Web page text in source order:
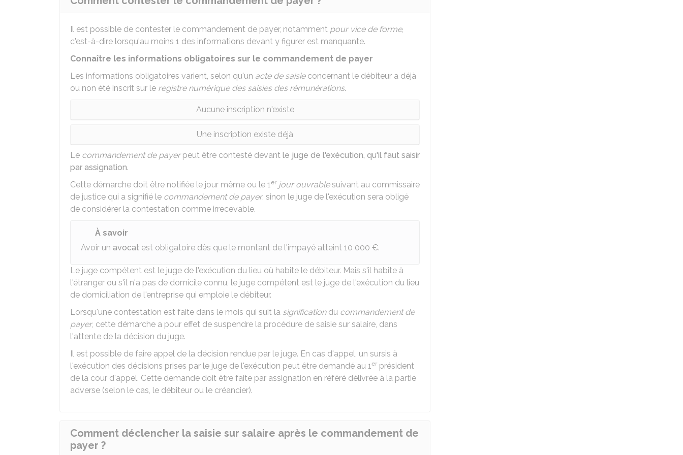
Il est possible de contester le commandement de payer, notamment pour vice de forme,
c'est-à-dire lorsqu'au moins 1 des informations devant y figurer est manquante.
Connaître les informations obligatoires sur le commandement de payer
Les informations obligatoires varient, selon qu'un acte de saisieconcernant le débiteur a déjà
ou non été inscrit sur le registre numérique des saisies des rémunérations.
Aucune inscription n'existe
Une inscription existe déjà
Le commandement de payerpeut être contesté devant le juge de l'exécution, qu'il faut saisir
par assignation.
Cette démarche doit être notifiée le jour même ou le 1er jour ouvrablesuivant au commissaire
de justice qui a signifié le commandement de payer, sinon le juge de l'exécution sera obligé
de considérer la contestation comme irrecevable.
À savoir
Avoir un avocat est obligatoire dès que le montant de l'impayé atteint 10 000 €.
Le juge compétent est le juge de l'exécution du lieu où habite le débiteur. Mais s'il habite à
l'étranger ou s'il n'a pas de domicile connu, le juge compétent est le juge de l'exécution du lieu
de domiciliation de l'entreprise qui emploie le débiteur.
Lorsqu'une contestation est faite dans le mois qui suit la significationdu commandement de
payer, cette démarche a pour effet de suspendre la procédure de saisie sur salaire, dans
l'attente de la décision du juge.
Il est possible de faire appel de la décision rendue par le juge. En cas d'appel, un sursis à
l'exécution des décisions prises par le juge de l'exécution peut être demandé au 1er président
de la cour d'appel. Cette demande doit être faite par assignation en référé délivrée à la partie
adverse (selon le cas, le débiteur ou le créancier).
Comment déclencher la saisie sur salaire après le commandement de
payer ?